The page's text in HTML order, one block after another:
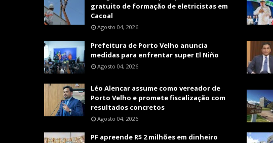
gratuito de formação de eletricistas em
Cacoal
Agosto 04, 2026
Prefeitura de Porto Velho anuncia
medidas para enfrentar super El Niño
Agosto 04, 2026
Léo Alencar assume como vereador de
Porto Velho e promete fiscalização com
resultados concretos
Agosto 04, 2026
PF apreende R$ 2 milhões em dinheiro